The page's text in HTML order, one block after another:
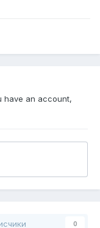
have an account,
0